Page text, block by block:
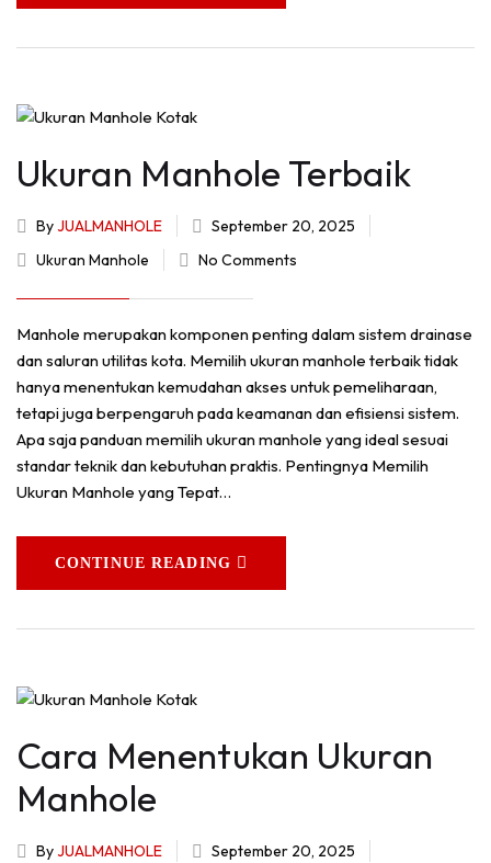
Ukuran Manhole Terbaik
ByJUALMANHOLE
September 20, 2025
Ukuran Manhole
No Comments
Manhole merupakan komponen penting dalam sistem drainase
dan saluran utilitas kota. Memilih ukuran manhole terbaik tidak
hanya menentukan kemudahan akses untuk pemeliharaan,
tetapi juga berpengaruh pada keamanan dan efisiensi sistem.
Apa saja panduan memilih ukuran manhole yang ideal sesuai
standar teknik dan kebutuhan praktis. Pentingnya Memilih
Ukuran Manhole yang Tepat…
CONTINUE READING
Cara Menentukan Ukuran
Manhole
ByJUALMANHOLE
September 20, 2025